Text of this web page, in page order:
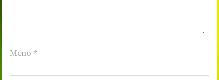
Meno *